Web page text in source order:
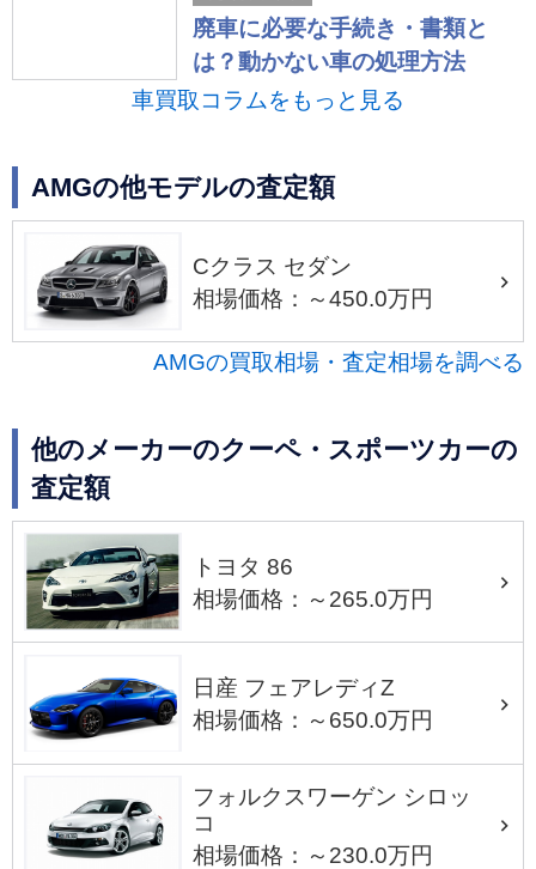
廃車に必要な手続き・書類と
は？動かない車の処理方法
車買取コラムをもっと見る
AMGの他モデルの査定額
Cクラス セダン
相場価格：～450.0万円
AMGの買取相場・査定相場を調べる
他のメーカーのクーペ・スポーツカーの
査定額
トヨタ 86
相場価格：～265.0万円
日産 フェアレディZ
相場価格：～650.0万円
フォルクスワーゲン シロッ
コ
相場価格：～230.0万円